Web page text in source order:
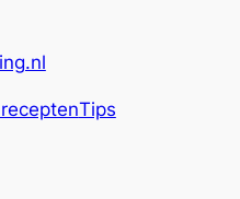
Tips